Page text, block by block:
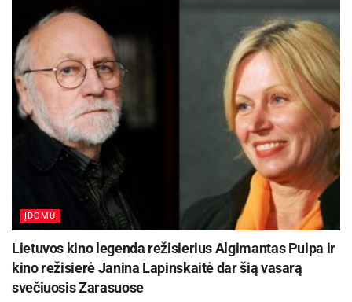
susėstu prie gausaus vaišių stalo. Ši šventė
nepasimirš niekada, nes ji tapo jau tradicine ir
kartojasi kasmet.
Toma Belousovaitė
ĮDOMU
Lietuvos kino legenda režisierius Algimantas Puipa ir
kino režisierė Janina Lapinskaitė dar šią vasarą
svečiuosis Zarasuose